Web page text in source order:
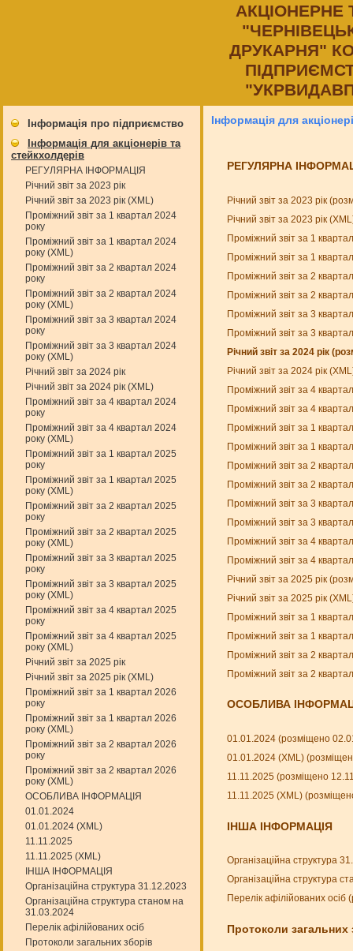
АКЦIОНЕРНЕ
ДРУКАРНЯ"
Інформація про підприємство
Інформація для акціонерів та
стейкхолдерів
РЕГУЛЯРНА ІНФОРМАЦІЯ
Річний звіт за 2023 рік
Річний звіт за 2023 рік (XML)
Проміжний звіт за 1 квартал 2024
року
Проміжний звіт за 1 квартал 2024
року (XML)
Проміжний звіт за 2 квартал 2024
року
Проміжний звіт за 2 квартал 2024
року (XML)
Проміжний звіт за 3 квартал 2024
року
Проміжний звіт за 3 квартал 2024
року (XML)
Річний звіт за 2024 рік
Річний звіт за 2024 рік (XML)
Проміжний звіт за 4 квартал 2024
року
Проміжний звіт за 4 квартал 2024
року (XML)
Проміжний звіт за 1 квартал 2025
року
Проміжний звіт за 1 квартал 2025
року (XML)
Проміжний звіт за 2 квартал 2025
року
Проміжний звіт за 2 квартал 2025
року (XML)
Проміжний звіт за 3 квартал 2025
року
Проміжний звіт за 3 квартал 2025
року (XML)
Проміжний звіт за 4 квартал 2025
року
Проміжний звіт за 4 квартал 2025
року (XML)
Річний звіт за 2025 рік
Річний звіт за 2025 рік (XML)
Проміжний звіт за 1 квартал 2026
року
Проміжний звіт за 1 квартал 2026
року (XML)
Проміжний звіт за 2 квартал 2026
року
Проміжний звіт за 2 квартал 2026
року (XML)
ОСОБЛИВА ІНФОРМАЦІЯ
01.01.2024
01.01.2024 (XML)
11.11.2025
11.11.2025 (XML)
ІНША ІНФОРМАЦІЯ
Організаційна структура 31.12.2023
Організаційна структура станом на
31.03.2024
Перелік афілійованих осіб
Протоколи загальних зборів
Інформація для
РЕГУЛЯРНА
Річний звіт за 2023 рік
Річний звіт за 2023 рік
Проміжний звіт за 1
Проміжний звіт за 1
Проміжний звіт за 2
Проміжний звіт за 2
Проміжний звіт за 3
Проміжний звіт за 3
Річний звіт за 2024 рік
Річний звіт за 2024 рік
Проміжний звіт за 4
Проміжний звіт за 4
Проміжний звіт за 1
Проміжний звіт за 1
Проміжний звіт за 2
Проміжний звіт за 2
Проміжний звіт за 3
Проміжний звіт за 3
Проміжний звіт за 4
Проміжний звіт за 4
Річний звіт за 2025 рік
Річний звіт за 2025 рік
Проміжний звіт за 1
Проміжний звіт за 1
Проміжний звіт за 2
Проміжний звіт за 2
ОСОБЛИВА
01.01.2024 (розміщено
01.01.2024 (XML)
11.11.2025 (розміщено
11.11.2025 (XML)
ІНША ІНФОРМАЦІЯ
Організаційна структура
Організаційна структура
Перелік афілійованих
Протоколи загальних